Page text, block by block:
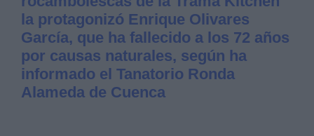
la protagonizó Enrique Olivares
García, que ha fallecido a los 72 años
por causas naturales, según ha
informado el Tanatorio Ronda
Alameda de Cuenca